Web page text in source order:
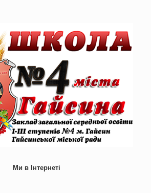
Ми в Інтернеті